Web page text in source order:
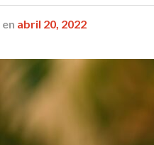
en abril 20, 2022